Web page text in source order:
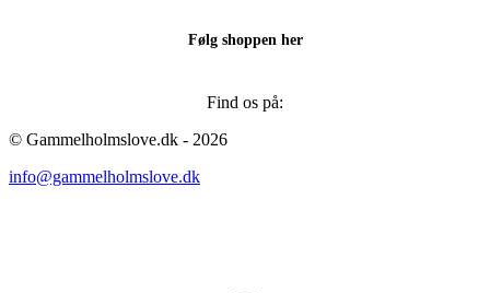
Følg shoppen her
Find os på:
© Gammelholmslove.dk - 2026
info@gammelholmslove.dk